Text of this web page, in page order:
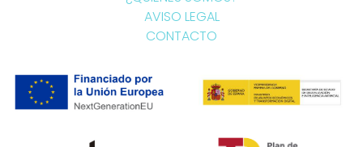
AVISO LEGAL
CONTACTO